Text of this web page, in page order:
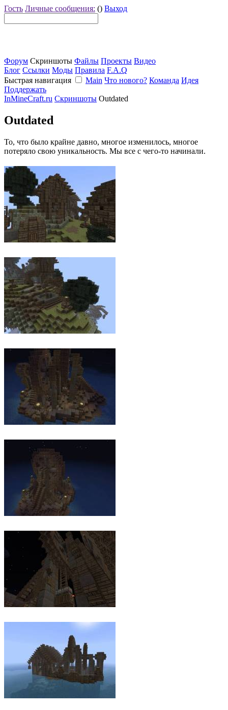
Гость Личные сообщения: () Выход
Форум Скриншоты Файлы Проекты Видео
Блог Ссылки Моды Правила F.A.Q
Быстрая навигация
Main Что нового? Команда Идея
Поддержать
InMineCraft.ru Скриншоты Outdated
Outdated
То, что было крайне давно, многое изменилось, многое
потеряло свою уникальность. Мы все с чего-то начинали.